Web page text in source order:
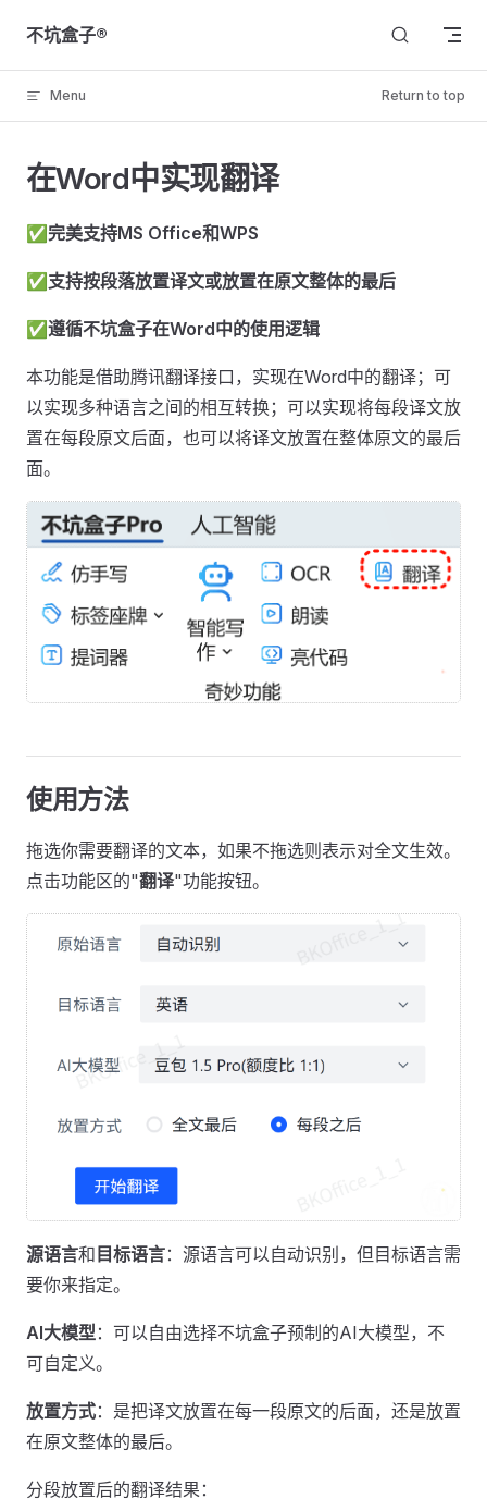
Skip to content
不坑盒子®
Menu Return to top
在Word中实现翻译
✅ 完美支持MS Office和WPS
✅ 支持按段落放置译文或放置在原文整体的最后
✅遵循不坑盒子在Word中的使用逻辑
本功能是借助腾讯翻译接口，实现在Word中的翻译；可
以实现多种语言之间的相互转换；可以实现将每段译文放
置在每段原文后面，也可以将译文放置在整体原文的最后
面。
使用方法
拖选你需要翻译的文本，如果不拖选则表示对全文生效。
点击功能区的"翻译"功能按钮。
源语言和目标语言：源语言可以自动识别，但目标语言需
要你来指定。
AI大模型 ：可以自由选择不坑盒子预制的AI大模型，不
可自定义。
放置方式：是把译文放置在每一段原文的后面，还是放置
在原文整体的最后。
分段放置后的翻译结果：